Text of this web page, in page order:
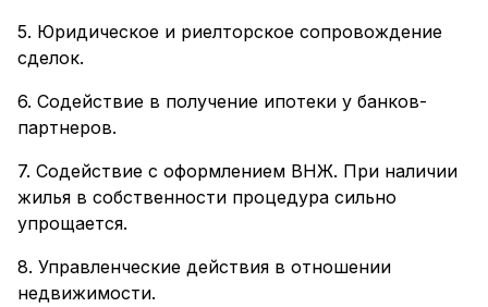
5. Юридическое и риелторское сопровождение
сделок.
6. Содействие в получение ипотеки у банков-
партнеров.
7. Содействие с оформлением ВНЖ. При наличии
жилья в собственности процедура сильно
упрощается.
8. Управленческие действия в отношении
недвижимости.